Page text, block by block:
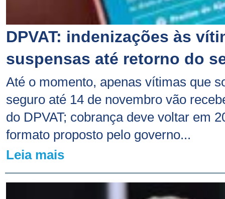
DPVAT: indenizações às
suspensas até retorno do
Até o momento, apenas vítimas que
seguro até 14 de novembro vão
do DPVAT; cobrança deve voltar em
formato proposto pelo governo...
Leia mais